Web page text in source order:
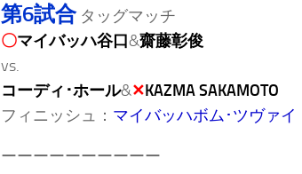
第6試合タッグマッチ
〇マイバッハ谷口&齋藤彰俊
vs.
コーディ･ホール&✕KAZMA SAKAMOTO
フィニッシュ： マイバッハボム･ツヴァイ
ーーーーーーーーーー